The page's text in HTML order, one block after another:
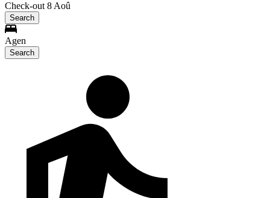
Check-out 8 Aoû
Search
Agen
Search